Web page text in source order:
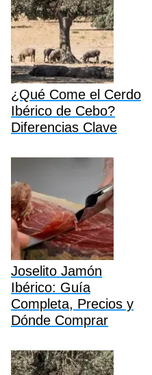
¿Qué Come el Cerdo
Ibérico de Cebo?
Diferencias Clave
Joselito Jamón
Ibérico: Guía
Completa, Precios y
Dónde Comprar